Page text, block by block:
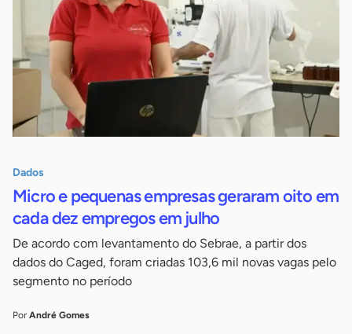
Dados
Micro e pequenas empresas geraram oito em
cada dez empregos em julho
De acordo com levantamento do Sebrae, a partir dos
dados do Caged, foram criadas 103,6 mil novas vagas pelo
segmento no período
Por André Gomes